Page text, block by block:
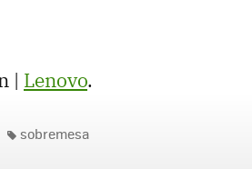
| Lenovo.
sobremesa